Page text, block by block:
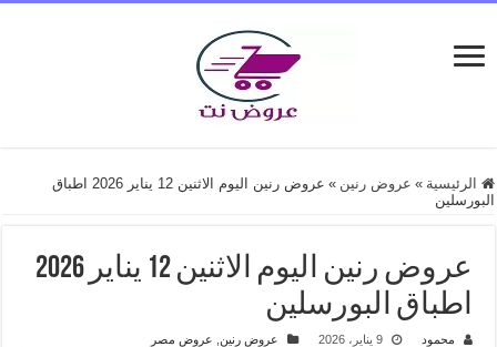
الرئيسية » عروض رنين »
عروض رنين اليوم الاثنين 12 يناير 2026 اطباق
البورسلين
عروض رنين اليوم الاثنين 12 يناير 2026
اطباق البورسلين
محمود 9 يناير، 2026 عروض رنين, عروض مصر